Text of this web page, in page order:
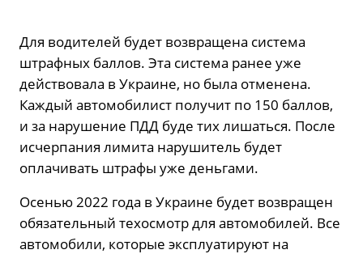
Для водителей будет возвращена система
штрафных баллов. Эта система ранее уже
действовала в Украине, но была отменена.
Каждый автомобилист получит по 150 баллов,
и за нарушение ПДД буде тих лишаться. После
исчерпания лимита нарушитель будет
оплачивать штрафы уже деньгами.
Осенью 2022 года в Украине будет возвращен
обязательный техосмотр для автомобилей. Все
автомобили, которые эксплуатируют на